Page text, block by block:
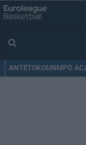
ANTETOKOUNMPO